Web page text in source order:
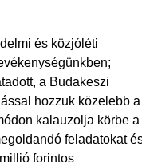
és közjóléti
a Budakeszi
hozzuk közelebb a
kalauzolja körbe a
feladatokat
forintos